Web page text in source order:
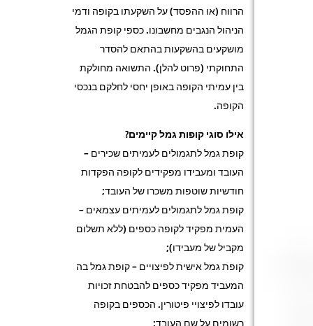
הרווח (או ההפסד) על השקעתו בקופה ודמי
הניהול הנגבים מחשבונו. כספי קופת הגמל
מושקעים בהשקעות בהתאם להסדר
התחוקתי (פרוט להלן). התשואה מחולקת
בין עמיתי הקופה באופן יחסי לחלקם בנכסי
הקופה.
אילו סוגי קופות גמל קיימים?
קופת גמל לתגמולים לעמיתים שכירים –
העובד ומעבידו מפקידים לקופה הפקדות
חודשיות שוטפות משכרו של העובד;
קופת גמל לתגמולים לעמיתים עצמאים –
העמית מפקיד לקופה כספים (ללא תשלום
מקביל של מעבידו);
קופת גמל אישית לפיצויים – קופת גמל בה
המעביד מפקיד כספים להבטחת זכויות
עובדו לפיצויי פיטורין. הכספים בקופה
רשומים על שם העובד;